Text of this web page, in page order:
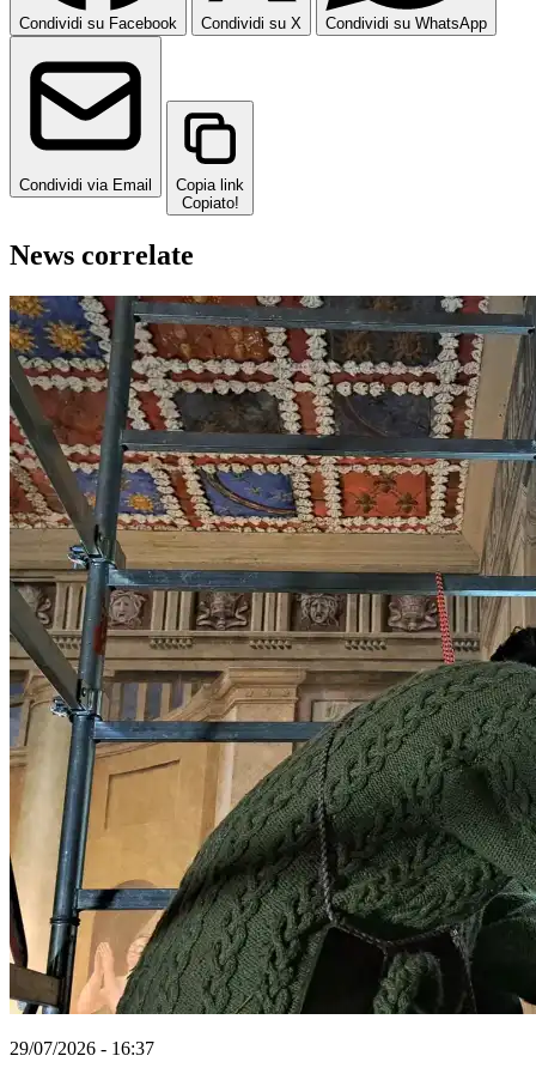
Condividi su Facebook Condividi su X Condividi su WhatsApp
Condividi via Email
Copia link
Copiato!
News correlate
29/07/2026 - 16:37